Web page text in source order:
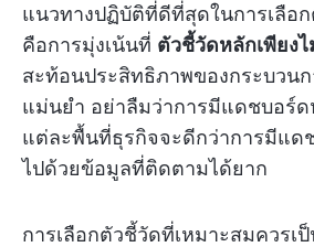
แนวทางปฏิบัติที่ดีที่สุดในการเลือ
คือการมุ่งเน้นที่ ตัวชี้วัดหลักเพียง
สะท้อนประสิทธิภาพของกระบวน
แม่นยำ อย่าลืมว่าการมีแดชบอร์
แต่ละพื้นที่ธุรกิจจะดีกว่าการมีแด
ไปด้วยข้อมูลที่ติดตามได้ยาก
การเลือกตัวชี้วัดที่เหมาะสมควรเ